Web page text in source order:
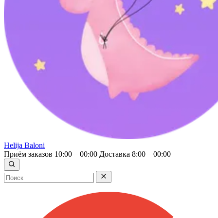
Helija Baloni
Приём заказов 10:00 – 00:00 Доставка 8:00 – 00:00